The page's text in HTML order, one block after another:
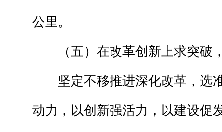
公里。
（五）在改革创新上求突破
坚定不移推进深化改革，选
动力，以创新强活力，以建设促